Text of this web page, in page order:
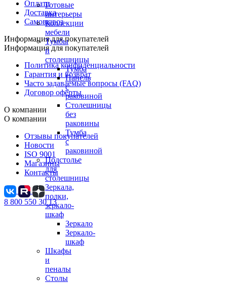
Готовые
интерьеры
Коллекции
мебели
Тумбы
и
столешницы
Тумба
Панель
с
раковиной
Столешницы
без
раковины
Тумба
с
раковиной
Подстолье
для
столешницы
Зеркала,
полки,
зеркало-
шкаф
Зеркало
Зеркало-
шкаф
Шкафы
и
пеналы
Столы
Оплата
Доставка
Самовывоз
Информация для покупателей
Информация для покупателей
Политика конфиденциальности
Гарантия и возврат
Часто задаваемые вопросы (FAQ)
Договор оферты
О компании
О компании
Отзывы покупателей
Новости
ISO 9001
Магазины
Контакты
8 800 550 30 13